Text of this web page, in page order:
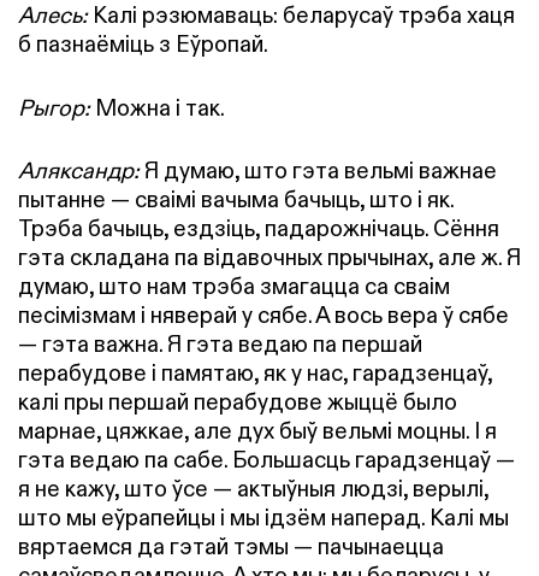
Алесь:Калі рэзюмаваць: беларусаў трэба хаця
б пазнаёміць з Еўропай.
Рыгор:Можна і так.
Аляксандр:Я думаю, што гэта вельмі важнае
пытанне — сваімі вачыма бачыць, што і як.
Трэба бачыць, ездзіць, падарожнічаць. Сёння
гэта складана па відавочных прычынах, але ж. Я
думаю, што нам трэба змагацца са сваім
песімізмам і няверай у сябе. А вось вера ў сябе
— гэта важна. Я гэта ведаю па першай
перабудове і памятаю, як у нас, гарадзенцаў,
калі пры першай перабудове жыццё было
марнае, цяжкае, але дух быў вельмі моцны. І я
гэта ведаю па сабе. Большасць гарадзенцаў —
я не кажу, што ўсе — актыўныя людзі, верылі,
што мы еўрапейцы і мы ідзём наперад. Калі мы
вяртаемся да гэтай тэмы — пачынаецца